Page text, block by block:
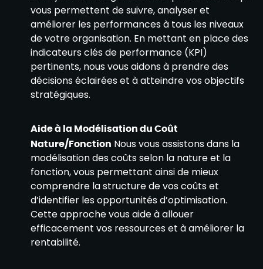
vous permettent de suivre, analyser et
améliorer les performances à tous les niveaux
de votre organisation. En mettant en place des
indicateurs clés de performance (KPI)
pertinents, nous vous aidons à prendre des
décisions éclairées et à atteindre vos objectifs
stratégiques.
Aide à la Modélisation du Coût
Nature/Fonction Nous vous assistons dans la
modélisation des coûts selon la nature et la
fonction, vous permettant ainsi de mieux
comprendre la structure de vos coûts et
d’identifier les opportunités d’optimisation.
Cette approche vous aide à allouer
efficacement vos ressources et à améliorer la
rentabilité.